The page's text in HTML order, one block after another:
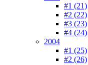
#1 (21)
#2 (22)
#3 (23)
#4 (24)
2004
#1 (25)
#2 (26)